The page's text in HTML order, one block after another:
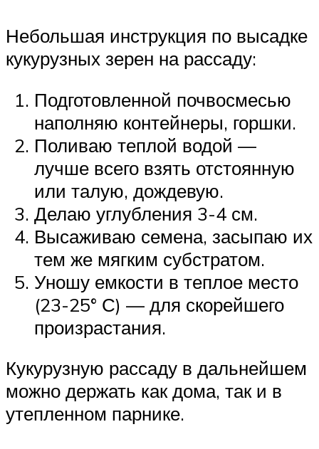
Небольшая инструкция по высадке
кукурузных зерен на рассаду:
Подготовленной почвосмесью
наполняю контейнеры, горшки.
Поливаю теплой водой —
лучше всего взять отстоянную
или талую, дождевую.
Делаю углубления 3-4 см.
Высаживаю семена, засыпаю их
тем же мягким субстратом.
Уношу емкости в теплое место
(23-25° С) — для скорейшего
произрастания.
Кукурузную рассаду в дальнейшем
можно держать как дома, так и в
утепленном парнике.